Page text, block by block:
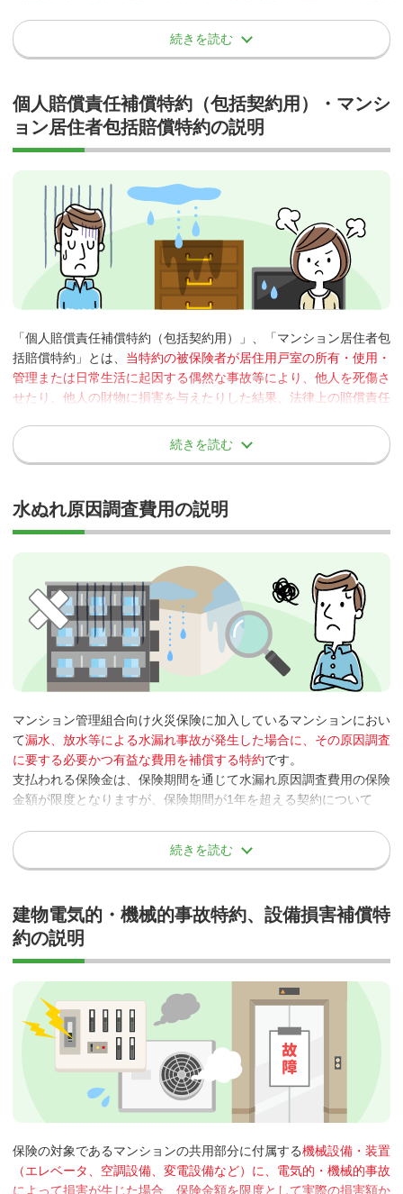
金が支払われる特約
支払われる保険金
損害賠償責任の解決について、保険会社の同意を得て支
出した訴訟、裁判上の和解等に要した費用（1.とは別に
お支払い）
事故例
マンションの壁（共用部分）のタイルが剥がれ、駐車場に停ま
っていた来訪者の自動車に落下し、損壊させてしまったため、
管理責任を問われ損害賠償請求された。
保険金をお支払いできない場合の例
契約者、被保険者またはこれらの方の法定代理人の故意
地震、噴火またはこれらが原因の津波による損害
施設の損壊について、その施設につき正当な権利を有する方に
対して負担する損害賠償責任
排水または排気に起因する損害賠償責任
ここでいう「排水または排気」とは、公害等を意味し給排水管からの
「漏水」等による損害賠償は補償の対象になります。
屋根、扉、窓、通風筒から入る雨または雪等による財物の損壊
に起因する賠償責任
施設の修理、改造、取り壊し等の工事に起因する損害賠償責任
航空機、自動車または施設外の船舶、車両もしくは動物の所
有、使用または管理に起因する損害賠償責任
の方との折衝や示談交渉は難しいと思います。
それらの折衝や示談または調停もしくは訴訟、弁護士の選任等の手
続きについて、保険会社が協力または同意を得て代行する示談交渉
サービスをご活用いただけます。
当特約で示談交渉サービスを利用できる保険会社
あいおいニッセイ同和
損保ジャパン
東京海上日動
―
三井住友海上
―
続きを読む
個人賠償責任補償特約（包括契約用）・マンシ
ョン居住者包括賠償特約の説明
「個人賠償責任補償特約（包括契約用）」、「マンション居住者包
括賠償特約」とは、 当特約の被保険者が居住用戸室の所有・使用・
管理または日常生活に起因する偶然な事故等により、他人を死傷さ
せたり、他人の財物に損害を与えたりした結果、法律上の賠償責任
当特約では、次の方を包括して補償の対象者とします。
住居用戸室に居住している方
住居用戸室に居住している方の配偶者
住居用戸室に居住している方またはその配偶者の別居の
未婚の子
居住用戸室を所有しているが、居住用戸室に居住してい
ない方。ただし、この方の日常生活に起因する賠償事故
に関しては、補償の対象となりません。
（保険会社によっては、使用・管理している方は対象
外）
事業用戸室を所有または使用している方（所有または使
用に起因する偶然な漏水、放水等による水濡れ事故のみ
（保険会社により異なる場合があります）
支払われる保険金
損害賠償金の額から、申込書記載の自己負担額（免責金
損害賠償責任の解決について、保険会社の同意を得て支
出した訴訟、裁判上の和解等に要した費用（1.とは別に
お支払い）
区分所有者Ａさんが、自戸室に設置している洗濯機のホースが
外れ水漏れしていることに気が付かず、階下のＢさんが住む戸
室の天井や壁を汚損し、電化製品等の家財を損壊させてしまっ
続きを読む
水ぬれ原因調査費用の説明
マンション管理組合向け火災保険に加入しているマンションにおい
て漏水、放水等による水漏れ事故が発生した場合に、その原因調査
に要する必要かつ有益な費用を補償する特約です。
支払われる保険金は、保険期間を通じて水漏れ原因調査費用の保険
金額が限度となりますが、保険期間が1年を超える契約について
基本補償の 「水漏れ（水濡れ）」では、給排水設備の漏水、放水等
ただし、水漏れ原因調査費用は補償の対象となります。仮に、水漏
れ損害の原因が風雨の吹込みであった場合、その原因特定にかかっ
た調査費用に対しては保険金が支払われます。
続きを読む
建物電気的・機械的事故特約、設備損害補償特
約の説明
保険の対象であるマンションの共用部分に付属する機械設備・装置
（エレベータ、空調設備、変電設備など）に、電気的・機械的事故
によって損害が生じた場合、保険金額を限度として実際の損害額か